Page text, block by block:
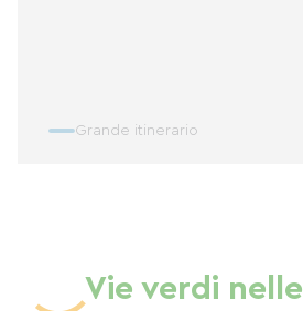
Grande itinerario
Vie verdi nelle